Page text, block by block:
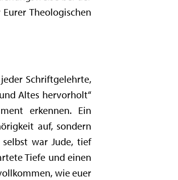
Theologischen
Schriftgelehrte,
Altes hervorholt“
erkennen. Ein
auf, sondern
war Jude, tief
Tiefe und einen
wie euer